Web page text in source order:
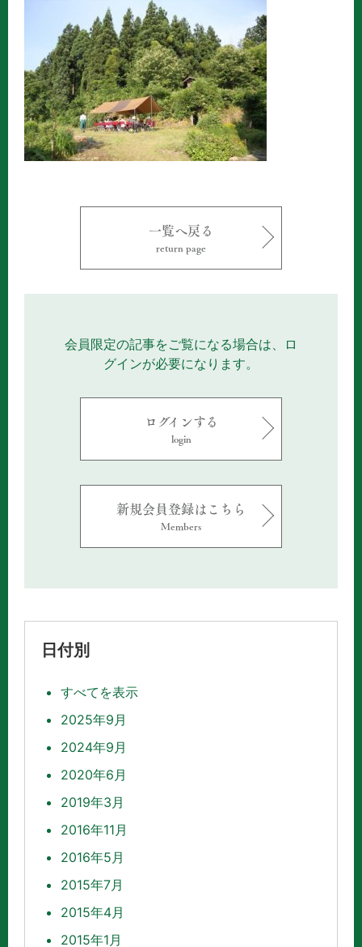
一覧へ戻る
return page
会員限定の記事をご覧になる場合は、ロ
グインが必要になります。
ログインする
login
新規会員登録はこちら
Members
日付別
すべてを表示
2025年9月
2024年9月
2020年6月
2019年3月
2016年11月
2016年5月
2015年7月
2015年4月
2015年1月